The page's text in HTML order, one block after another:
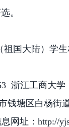
。
国大陆）学
浙江工商大学
钱塘区白杨街
网址： http://